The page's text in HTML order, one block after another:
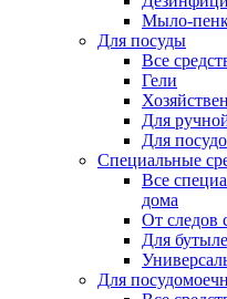
Мыло-
Для посуды
Все
Гели
Для
Для
Специальные
Все
дома
От следов
Для
Для